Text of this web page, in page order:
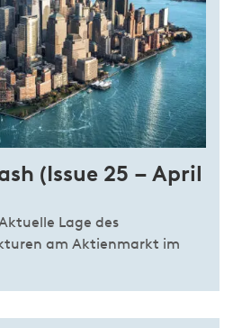
(Issue 25 – April
Aktuelle Lage des
am Aktienmarkt im